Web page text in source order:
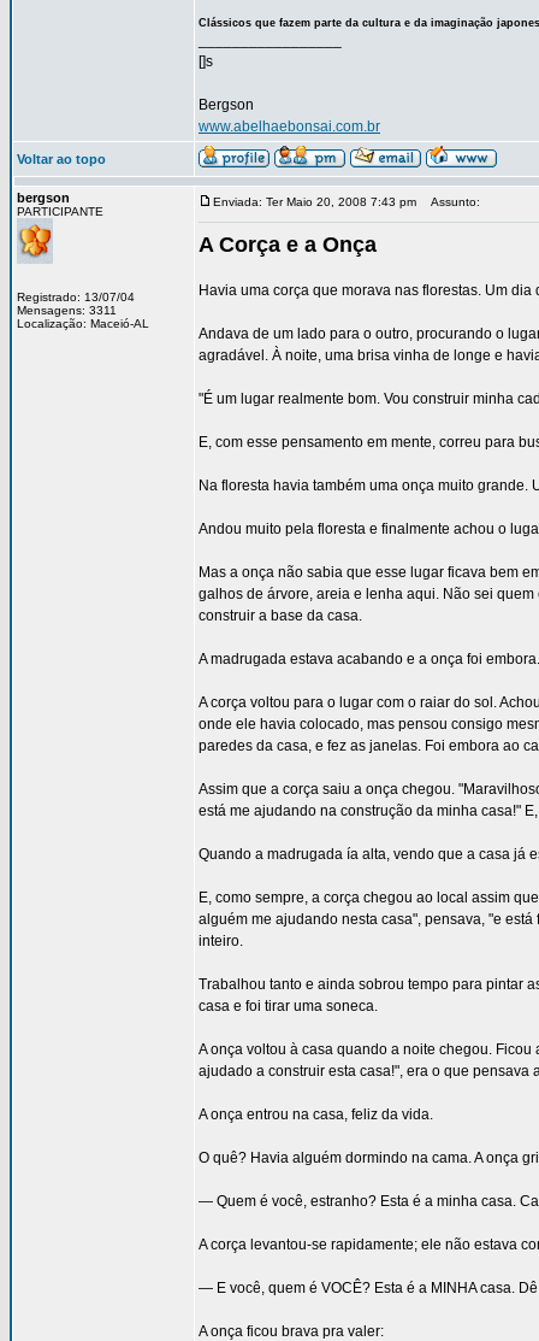
Clássicos que fazem parte da cultura e da imaginação
[]s
Bergson
www.abelhaebonsai.com.br
Voltar ao topo
bergson
PARTICIPANTE
Registrado: 13/07/04
Mensagens: 3311
Localização: Maceió-AL
Enviada: Ter Maio 20, 2008 7:43 pm Assunto:
A Corça e a Onça
Havia uma corça que morava nas florestas. Um
Andava de um lado para o outro, procurando o
agradável. À noite, uma brisa vinha de longe e
"É um lugar realmente bom. Vou construir minha
E, com esse pensamento em mente, correu para
Na floresta havia também uma onça muito
Andou muito pela floresta e finalmente achou o
Mas a onça não sabia que esse lugar ficava bem
galhos de árvore, areia e lenha aqui. Não sei
construir a base da casa.
A madrugada estava acabando e a onça foi embora.
A corça voltou para o lugar com o raiar do sol.
onde ele havia colocado, mas pensou consigo
paredes da casa, e fez as janelas. Foi embora ao
Assim que a corça saiu a onça chegou.
está me ajudando na construção da minha casa!"
Quando a madrugada ía alta, vendo que a casa já
E, como sempre, a corça chegou ao local assim
alguém me ajudando nesta casa", pensava, "e
inteiro.
Trabalhou tanto e ainda sobrou tempo para pintar
casa e foi tirar uma soneca.
A onça voltou à casa quando a noite chegou.
ajudado a construir esta casa!", era o que pensava
A onça entrou na casa, feliz da vida.
O quê? Havia alguém dormindo na cama. A onça
— Quem é você, estranho? Esta é a minha casa.
A corça levantou-se rapidamente; ele não estava
— E você, quem é VOCÊ? Esta é a MINHA casa.
A onça ficou brava pra valer: